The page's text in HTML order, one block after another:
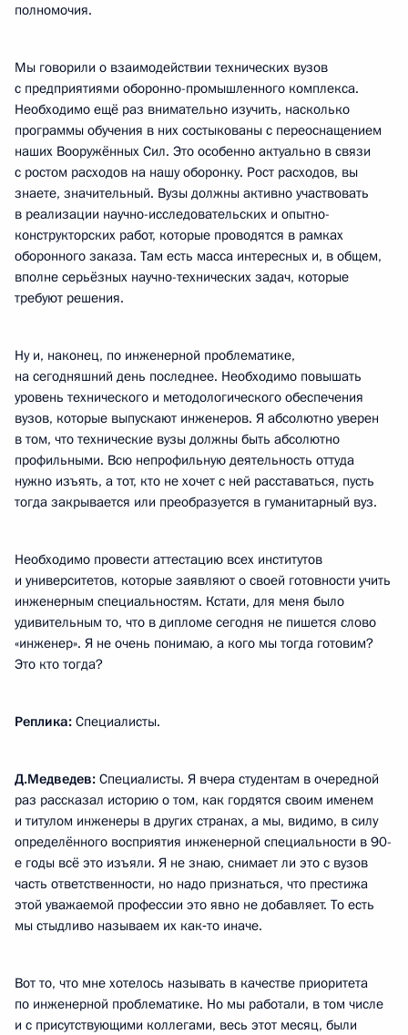
полномочия.
Мы говорили о взаимодействии технических вузов
с предприятиями оборонно-промышленного комплекса.
Необходимо ещё раз внимательно изучить, насколько
программы обучения в них состыкованы с переоснащением
наших Вооружённых Сил. Это особенно актуально в связи
с ростом расходов на нашу оборонку. Рост расходов, вы
знаете, значительный. Вузы должны активно участвовать
в реализации научно-исследовательских и опытно-
конструкторских работ, которые проводятся в рамках
оборонного заказа. Там есть масса интересных и, в общем,
вполне серьёзных научно-технических задач, которые
требуют решения.
Ну и, наконец, по инженерной проблематике,
на сегодняшний день последнее. Необходимо повышать
уровень технического и методологического обеспечения
вузов, которые выпускают инженеров. Я абсолютно уверен
в том, что технические вузы должны быть абсолютно
профильными. Всю непрофильную деятельность оттуда
нужно изъять, а тот, кто не хочет с ней расставаться, пусть
тогда закрывается или преобразуется в гуманитарный вуз.
Необходимо провести аттестацию всех институтов
и университетов, которые заявляют о своей готовности учить
инженерным специальностям. Кстати, для меня было
удивительным то, что в дипломе сегодня не пишется слово
«инженер». Я не очень понимаю, а кого мы тогда готовим?
Это кто тогда?
Реплика: Специалисты.
Д.Медведев: Специалисты. Я вчера студентам в очередной
раз рассказал историю о том, как гордятся своим именем
и титулом инженеры в других странах, а мы, видимо, в силу
определённого восприятия инженерной специальности в 90-
е годы всё это изъяли. Я не знаю, снимает ли это с вузов
часть ответственности, но надо признаться, что престижа
этой уважаемой профессии это явно не добавляет. То есть
мы стыдливо называем их как‑то иначе.
Вот то, что мне хотелось называть в качестве приоритета
по инженерной проблематике. Но мы работали, в том числе
и с присутствующими коллегами, весь этот месяц, были